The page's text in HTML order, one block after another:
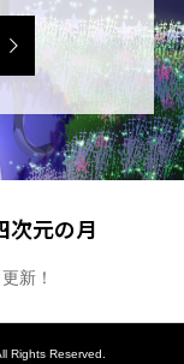
元の月
新！
Rights Reserved.